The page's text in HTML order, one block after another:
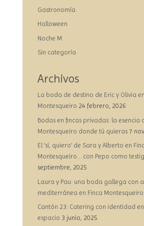
Gastronomía
Halloween
Noche M
Sin categoría
Archivos
La boda de destino de Eric y Olivia
Montesqueiro 24 febrero, 2026
Bodas en fincas privadas: la esencia
Montesqueiro donde tú quieras 7
El ‘sí, quiero’ de Sara y Alberto en
Montesqueiro… con Pepo como
septiembre, 2025
Laura y Pau: una boda gallega con
mediterránea en Finca Montesqueiro
Cantón 23: Catering con identidad
espacio 3 junio, 2025